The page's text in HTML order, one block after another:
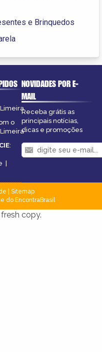
e Brinquedos
o
:
|
NOVIDADES POR E-
MAIL
Receba grátis as
principais notícias,
dicas e promoções
Sitemap
do EncontraBrasil
copy.